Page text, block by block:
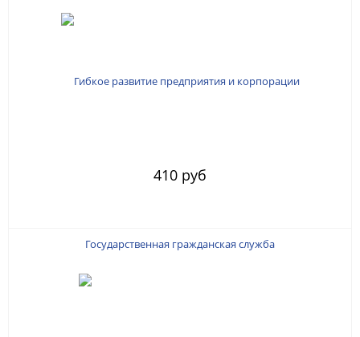
410 руб
Государственная гражданская служба